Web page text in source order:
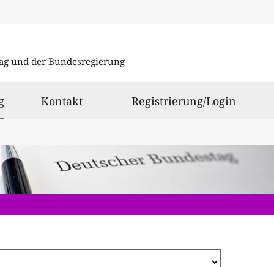
und der Bundesregierung
ausgewählt
Kontakt Registrierung/Login